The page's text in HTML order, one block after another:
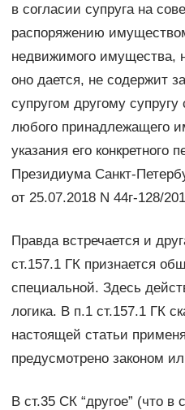
в согласии супруга на
распоряжению
недвижимого имущества,
оно дается, не содержит
супругом другому
любого принадлежащего
указания его конкретного
Президиума Санкт-
от 25.07.2018 N 44г-128/
Правда встречается и
ст.157.1 ГК признается
специальной. Здесь
логика. В п.1 ст.157.1 ГК
настоящей статьи
предусмотрено законом
В ст.35 СК “другое” (что в